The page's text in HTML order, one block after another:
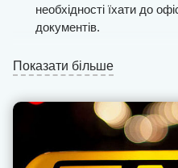
необхідності їхати до
документів.
Ви отримаєте стабільну
пошуку клієнтів у місті
Виплати проводяться
стягуємо комісію з
завжди фіксоване
Показати більше